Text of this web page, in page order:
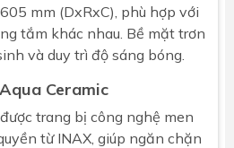
mm (DxRxC), phù hợp với
tắm khác nhau. Bề mặt trơn
và duy trì độ sáng bóng.
Ceramic
trang bị công nghệ men
từ INAX, giúp ngăn chặn